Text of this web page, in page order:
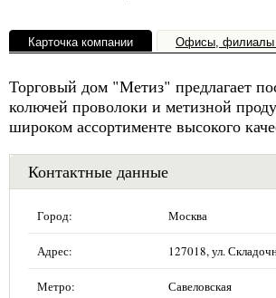
Карточка компании Офисы,
Торговый дом "Метиз" предлагает
колючей проволоки и метизной
широком ассортименте высокого
Контактные данные
Город: Москва
Адрес: 127018, ул.
Метро: Савеловская